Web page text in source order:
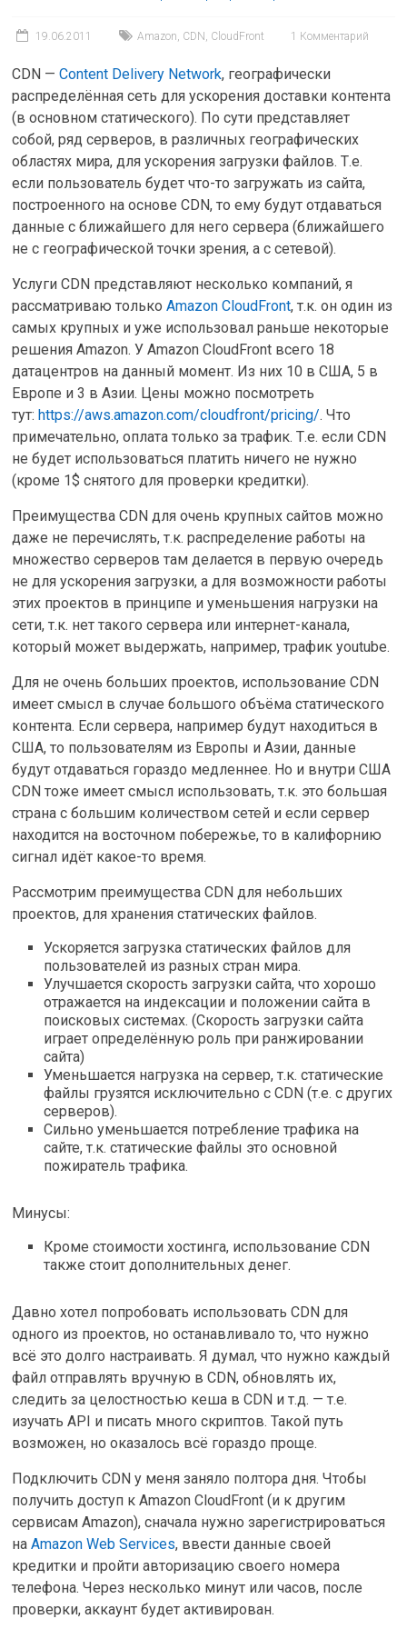
19.06.2011 Amazon, CDN , CloudFront 1 Комментарий
CDN —Content Delivery Network, географически
распределённая сеть для ускорения доставки контента
(в основном статического). По сути представляет
собой, ряд серверов, в различных географических
областях мира, для ускорения загрузки файлов. Т.е.
если пользователь будет что-то загружать из сайта,
построенного на основе CDN, то ему будут отдаваться
данные с ближайшего для него сервера (ближайшего
не с географической точки зрения, а с сетевой).
Услуги CDN представляют несколько компаний, я
рассматриваю толькоAmazon CloudFront, т.к. он один из
самых крупных и уже использовал раньше некоторые
решения Amazon. У Amazon CloudFront всего 18
датацентров на данный момент. Из них 10 в США, 5 в
Европе и 3 в Азии. Цены можно посмотреть
тут:https://aws.amazon.com/cloudfront/pricing/. Что
примечательно, оплата только за трафик. Т.е. если CDN
не будет использоваться платить ничего не нужно
(кроме 1$ снятого для проверки кредитки).
Преимущества CDN для очень крупных сайтов можно
даже не перечислять, т.к. распределение работы на
множество серверов там делается в первую очередь
не для ускорения загрузки, а для возможности работы
этих проектов в принципе и уменьшения нагрузки на
сети, т.к. нет такого сервера или интернет-канала,
который может выдержать, например, трафик youtube.
Для не очень больших проектов, использование CDN
имеет смысл в случае большого объёма статического
контента. Если сервера, например будут находиться в
США, то пользователям из Европы и Азии, данные
будут отдаваться гораздо медленнее. Но и внутри США
CDN тоже имеет смысл использовать, т.к. это большая
страна с большим количеством сетей и если сервер
находится на восточном побережье, то в калифорнию
сигнал идёт какое-то время.
Рассмотрим преимущества CDN для небольших
проектов, для хранения статических файлов.
Ускоряется загрузка статических файлов для
пользователей из разных стран мира.
Улучшается скорость загрузки сайта, что хорошо
отражается на индексации и положении сайта в
поисковых системах. (Скорость загрузки сайта
играет определённую роль при ранжировании
сайта)
Уменьшается нагрузка на сервер, т.к. статические
файлы грузятся исключительно с CDN (т.е. с других
серверов).
Сильно уменьшается потребление трафика на
сайте, т.к. статические файлы это основной
пожиратель трафика.
Минусы:
Кроме стоимости хостинга, использование СDN
также стоит дополнительных денег.
Давно хотел попробовать использовать CDN для
одного из проектов, но останавливало то, что нужно
всё это долго настраивать. Я думал, что нужно каждый
файл отправлять вручную в CDN, обновлять их,
следить за целостностью кеша в CDN и т.д. — т.е.
изучать API и писать много скриптов. Такой путь
возможен, но оказалось всё гораздо проще.
Подключить CDN у меня заняло полтора дня. Чтобы
получить доступ к Amazon CloudFront (и к другим
сервисам Amazon), сначала нужно зарегистрироваться
наAmazon Web Services, ввести данные своей
кредитки и пройти авторизацию своего номера
телефона. Через несколько минут или часов, после
проверки, аккаунт будет активирован.